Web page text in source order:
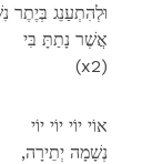
וּלְהִתְעַנֵג בְּיֶתֶר
אֲשֶׁר נָתַתָּ בִּי
(x2)
אוֹי יוֹי יוֹי יוֹי
,נְשָׁמָה יְתֵירָה